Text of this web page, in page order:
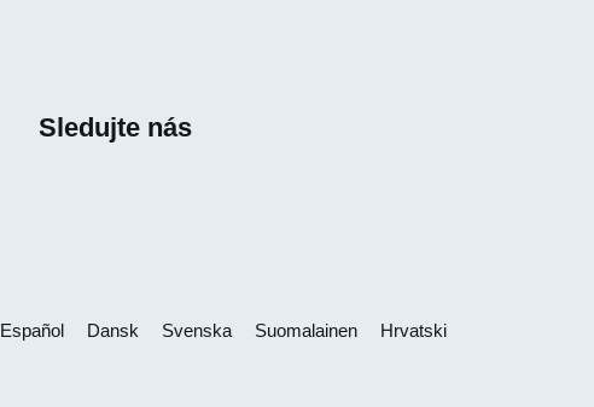
Sledujte nás
Español Dansk Svenska Suomalainen
Hrvatski